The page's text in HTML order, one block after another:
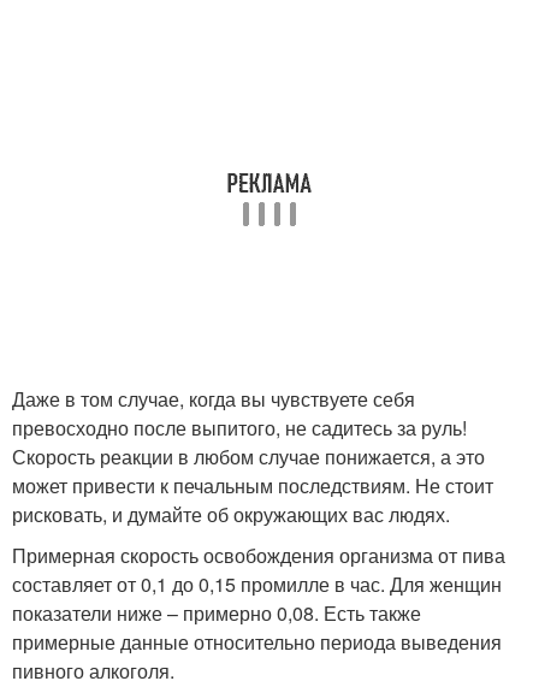
Даже в том случае, когда вы чувствуете себя
превосходно после выпитого, не садитесь за руль!
Скорость реакции в любом случае понижается, а это
может привести к печальным последствиям. Не стоит
рисковать, и думайте об окружающих вас людях.
Примерная скорость освобождения организма от пива
составляет от 0,1 до 0,15 промилле в час. Для женщин
показатели ниже – примерно 0,08. Есть также
примерные данные относительно периода выведения
пивного алкоголя.